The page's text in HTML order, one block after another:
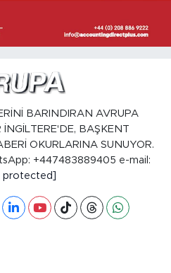
BARINDIRAN AVRUPA
İNGİLTERE'DE, BAŞKENT
OKURLARINA SUNUYOR.
+447483889405 e-mail:
protected]